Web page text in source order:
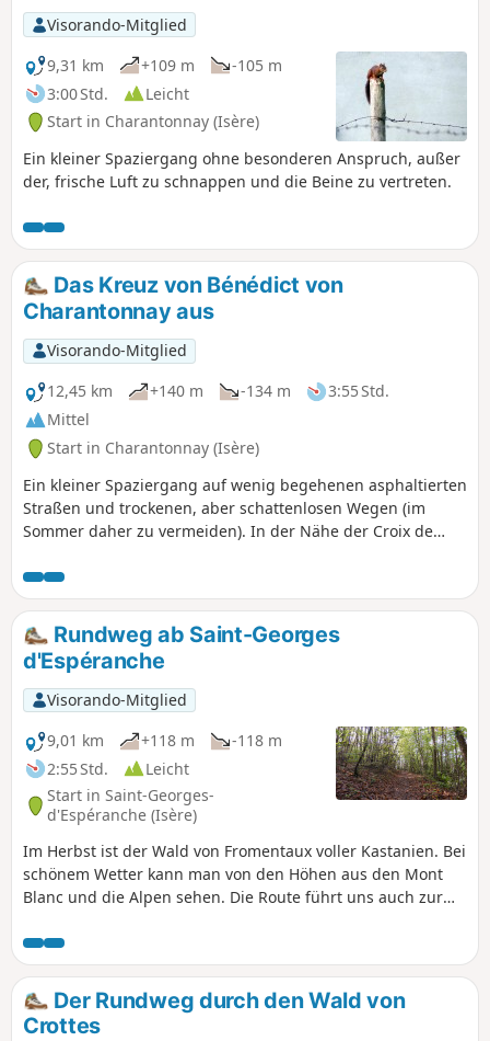
Visorando-Mitglied
9,31 km
+109 m
-105 m
3:00 Std.
Leicht
Start in Charantonnay (Isère)
Ein kleiner Spaziergang ohne besonderen Anspruch, außer
der, frische Luft zu schnappen und die Beine zu vertreten.
Das Kreuz von Bénédict von
Charantonnay aus
Visorando-Mitglied
12,45 km
+140 m -134 m
3:55 Std.
Mittel
Start in Charantonnay (Isère)
Ein kleiner Spaziergang auf wenig begehenen asphaltierten
Straßen und trockenen, aber schattenlosen Wegen (im
Sommer daher zu vermeiden). In der Nähe der Croix de
auf die Monts du Lyonnais und die Bugey-Berge, aber auch
auf die Alpen, die Chartreuse und den Vercors.
Rundweg ab Saint-Georges
d'Espéranche
Visorando-Mitglied
9,01 km
+118 m
-118 m
2:55 Std.
Leicht
Start in Saint-Georges-
d'Espéranche (Isère)
Im Herbst ist der Wald von Fromentaux voller Kastanien. Bei
schönem Wetter kann man von den Höhen aus den Mont
Blanc und die Alpen sehen. Die Route führt uns auch zur
Combes, über den kleinen Bach La Vesonne und zurück
zum friedlichen Teich von By. Wir kommen auch an
zahlreichen Wiesen vorbei, auf denen Pferde grasen.
Der Rundweg durch den Wald von
Crottes